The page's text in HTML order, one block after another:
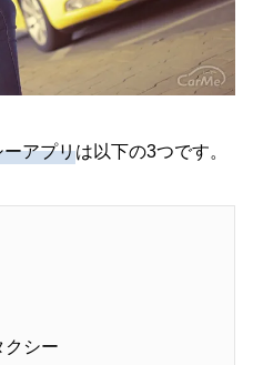
ーアプリは以下の3つです。
クシー